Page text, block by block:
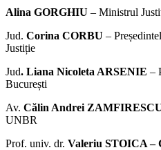
Alina GORGHIU – Ministrul
Jud. Corina CORBU –
Justiție
Jud. Liana Nicoleta ARSENIE –
București
Av. Călin Andrei
UNBR
Prof. univ. dr. Valeriu STOICA –